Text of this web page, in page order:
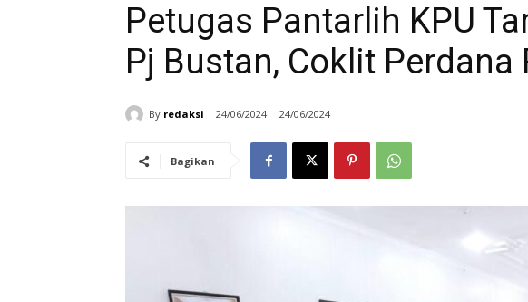
Petugas Pantarlih KPU
Pj Bustan, Coklit Perdana
By redaksi 24/06/2024 24/06/2024
Bagikan